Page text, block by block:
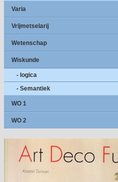
Varia
Vrijmetselarij
Wetenschap
Wiskunde
- logica
- Semantiek
WO 1
WO 2